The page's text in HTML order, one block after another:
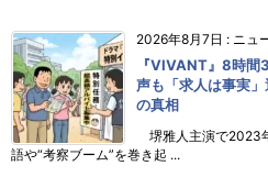
2026年8月7日 : ニュ
『VIVANT』8時間
声も「求人は事実」
の真相
堺雅人主演で2023
語や“考察ブーム”を巻き起 ...